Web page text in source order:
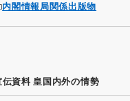
内閣情報局関係出版物
資料 皇国内外の情勢